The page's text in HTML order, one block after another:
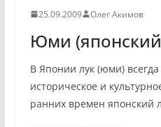
25.09.2009 Олег Акимов
Юми (японский
В Японии лук (юми) всегда
историческое и
ранних времен японский